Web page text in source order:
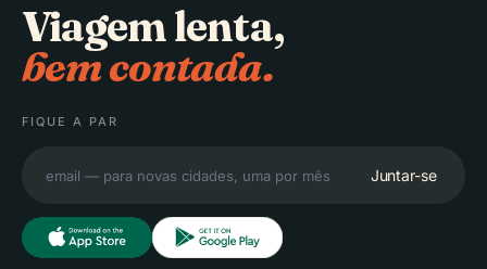
Viagem lenta,
bem contada.
FIQUE A PAR
Juntar-se